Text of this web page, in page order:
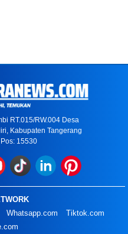
RT.015/RW.004 Desa
Kabupaten Tangerang
15530
Whatsapp.com
Tiktok.com